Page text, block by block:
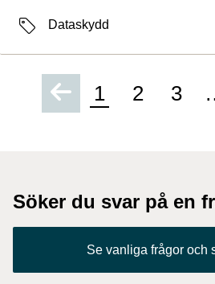
EtiketterDataskydd
1 2 3
Söker du svar på en
Se vanliga frågor och